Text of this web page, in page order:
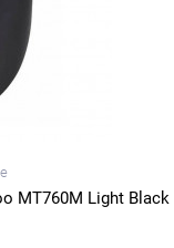
MT760M Light Black